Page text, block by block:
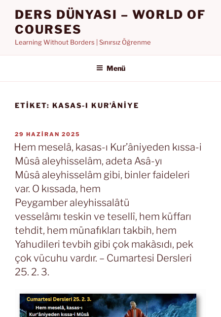
DERS DÜNYASI – WORLD OF
COURSES
Learning Without Borders | Sınırsız Öğrenme
Menü
ETIKET: KASAS-I KUR’ÂNIYE
YAYIM
TARIHI
29 HAZIRAN 2025
Hem meselâ, kasas-ı Kur’âniyeden kıssa-i
Mûsâ aleyhisselâm, adeta Asâ-yı
Mûsâ aleyhisselâm gibi, binler faideleri
var. O kıssada, hem
Peygamber aleyhissalâtü
vesselâmı teskin ve tesellî, hem küffarı
tehdit, hem münafıkları takbih, hem
Yahudileri tevbih gibi çok makàsıdı, pek
çok vücuhu vardır. – Cumartesi Dersleri
25. 2. 3.